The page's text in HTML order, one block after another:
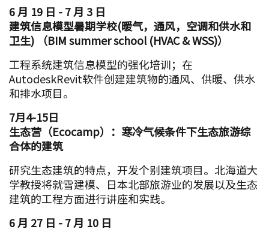
6 月 19 日 - 7 月 3 日
建筑信息模型暑期学校(暖气，通风，空调和供水和
卫生) （BIM summer school (HVAC & WSS)）
工程系统建筑信息模型的强化培训；在
AutodeskRevit软件创建建筑物的通风、供暖、供水
和排水项目。
7月4-15日
生态营（Ecocamp）：寒冷气候条件下生态旅游综
合体的建筑
研究生态建筑的特点，开发个别建筑项目。北海道大
学教授将就雪建模、日本北部旅游业的发展以及生态
建筑的工程方面进行讲座和实践。
6 月 27 日 - 7 月 10 日